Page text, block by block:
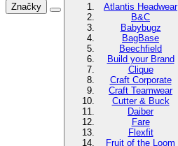
Značky
Atlantis Headwear
B&C
Babybugz
BagBase
Beechfield
Build your Brand
Clique
Craft Corporate
Craft Teamwear
Cutter & Buck
Daiber
Fare
Flexfit
Fruit of the Loom